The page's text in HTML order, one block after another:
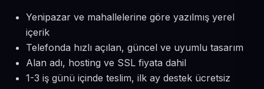
Yenipazar ve mahallelerine göre yazılmış yerel
içerik
Telefonda hızlı açılan, güncel ve uyumlu tasarım
Alan adı, hosting ve SSL fiyata dahil
1-3 iş günü içinde teslim, ilk ay destek ücretsiz